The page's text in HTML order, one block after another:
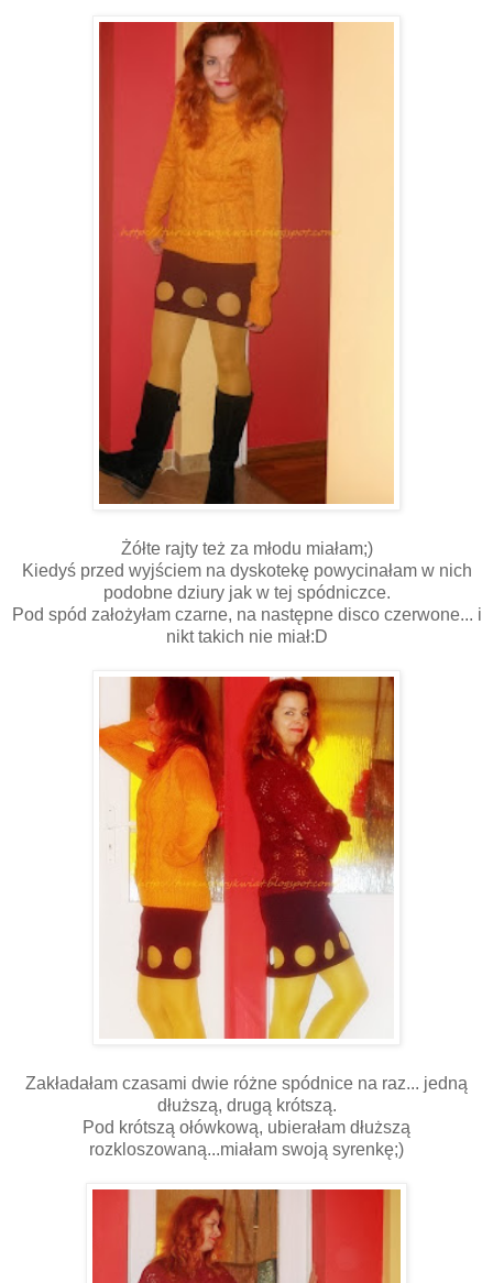
Żółte rajty też za młodu miałam;)
Kiedyś przed wyjściem na dyskotekę powycinałam w nich
podobne dziury jak w tej spódniczce.
Pod spód założyłam czarne, na następne disco czerwone... i
nikt takich nie miał:D
Zakładałam czasami dwie różne spódnice na raz... jedną
dłuższą, drugą krótszą.
Pod krótszą ołówkową, ubierałam dłuższą
rozkloszowaną...miałam swoją syrenkę;)